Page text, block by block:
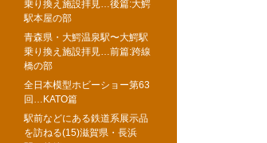
乗り換え施設拝見…後篇:大鰐
駅本屋の部
青森県・大鰐温泉駅〜大鰐駅
乗り換え施設拝見…前篇:跨線
橋の部
全日本模型ホビーショー第63
回…KATO篇
駅前などにある鉄道系展示品
を訪ねる(15)滋賀県・長浜